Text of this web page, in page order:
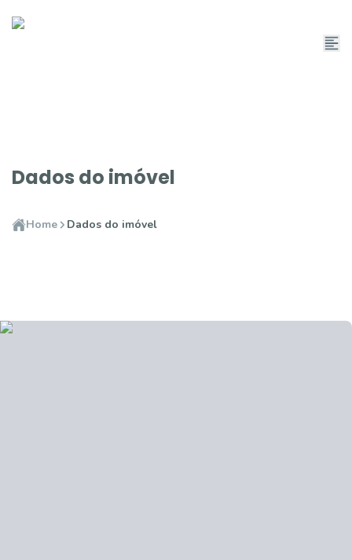
Dados do imóvel
Home Dados do imóvel